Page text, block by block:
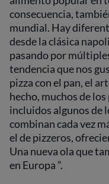
consecuencia,
mundial. Hay
desde la clásica
pasando por
tendencia que nos
pizza con el pan, el
hecho, muchos de
incluidos algunos de
combinan cada vez
el de pizzeros,
Una nueva ola que
en Europa ”.